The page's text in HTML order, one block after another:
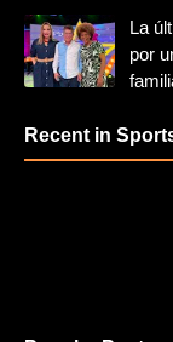
La
por
Recent in